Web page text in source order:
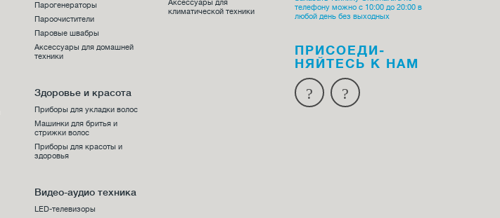
Парогенераторы
Пароочистители
Паровые швабры
Аксессуары для домашней
техники
Здоровье и красота
Приборы для укладки волос
Машинки для бритья и
стрижки волос
Приборы для красоты и
здоровья
Видео-аудио техника
LED-телевизоры
Аксессуары для
климатической техники
телефону можно с 10:00 до 20:00 в
любой день без выходных
ПРИСОЕДИ­
НЯЙТЕСЬ К НАМ